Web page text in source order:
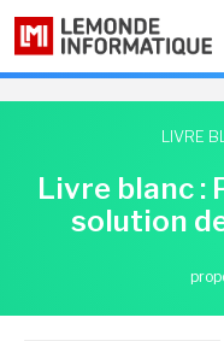
LIVRE
Livre blanc :
solution